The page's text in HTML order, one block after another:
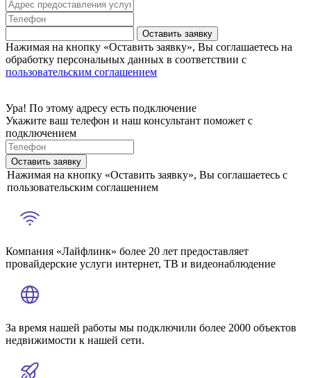
Оставить заявку
Нажимая на кнопку «Оставить заявку», Вы соглашаетесь на
обработку персональных данных в соответствии с
пользовательским соглашением
Ура! По этому адресу есть подключение
Укажите ваш телефон и наш консультант поможет с
подключением
Оставить заявку
Нажимая на кнопку «Оставить заявку», Вы соглашаетесь с
пользовательским соглашением
Компания «Лайфлинк» более 20 лет предоставляет
провайдерские услуги интернет, ТВ и видеонаблюдение
За время нашей работы мы подключили более 2000 объектов
недвижимости к нашей сети.